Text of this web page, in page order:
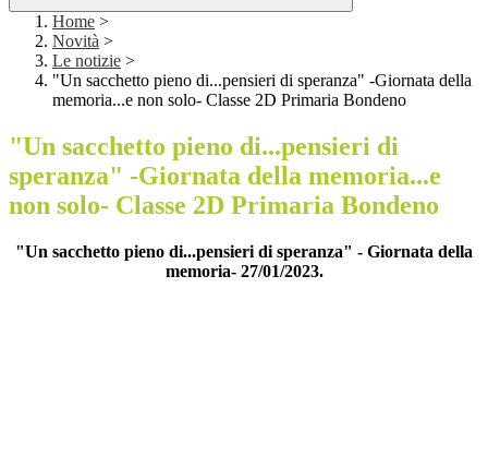
Home >
Novità >
Le notizie >
"Un sacchetto pieno di...pensieri di speranza" -Giornata della
memoria...e non solo- Classe 2D Primaria Bondeno
"Un sacchetto pieno di...pensieri di
speranza" -Giornata della memoria...e
non solo- Classe 2D Primaria Bondeno
"Un sacchetto pieno di...pensieri di speranza" - Giornata della
memoria- 27/01/2023.